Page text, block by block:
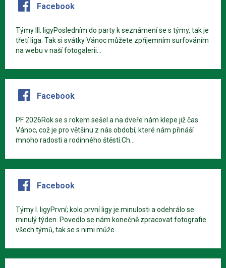
Facebook
Týmy III. ligyPosledním do party k seznámení se s týmy, tak je
třetí liga. Tak si svátky Vánoc můžete zpříjemním surfováním
na webu v naší fotogalerii...
Facebook
PF 2026Rok se s rokem sešel a na dveře nám klepe již čas
Vánoc, což je pro většinu z nás období, které nám přináší
mnoho radosti a rodinného štěstí.Ch...
Facebook
Týmy I. ligyPrvní; kolo první ligy je minulosti a odehrálo se
minulý týden. Povedlo se nám konečně zpracovat fotografie
všech týmů, tak se s nimi může...